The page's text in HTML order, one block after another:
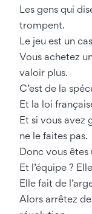
Les gens qui
trompent.
Le jeu est un
Vous achetez
valoir plus.
C’est de la
Et la loi
Et si vous avez
ne le faites pas.
Donc vous êtes
Et l’équipe ?
Elle fait de
Alors arrêtez